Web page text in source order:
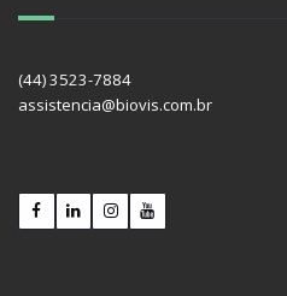
(44) 3523-7884
assistencia@biovis.com.br